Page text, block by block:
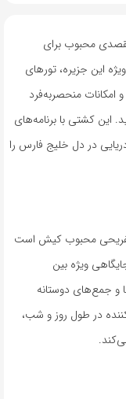
محبوب برای
این جزیره، تورهای
منحصربه‌فرد
این کشتی با برنامه‌های
در دل خلیج فارس را
کشتی‌های تفریحی محبوب کیش است
ویژه بین
و جمع‌های دوستانه
در طول روز و شب،